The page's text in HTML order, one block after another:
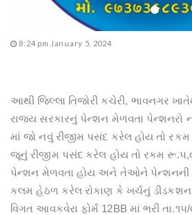
8:24 pm January 5, 2024
આથી જિલ્લા તિજોરી કચેરી, ભાવનગર
રાજ્ય સરકારનું પેન્શન મેળવતા પેન્શનરો
માં જો નવું રીજીમ પસંદ કરેલ હોય તો
જૂનું રીજીમ પસંદ કરેલ હોય તો રકમ
પેન્શન મેળવતા હોય અને તેઓને પેન્શનની
કલમ હેઠળ કરેલ રોકાણ કે ખર્ચનું ડીડકશન
વિગત આવકવેરા ફોર્મ 12BB માં ભરી